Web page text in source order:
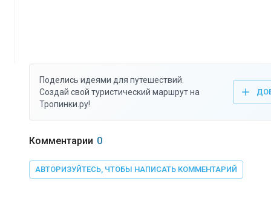
Поделись идеями для путешествий.
Создай свой туристический маршрут на
Тропинки.ру!
Комментарии 0
АВТОРИЗУЙТЕСЬ, ЧТОБЫ НАПИСАТЬ КОММЕНТАРИЙ